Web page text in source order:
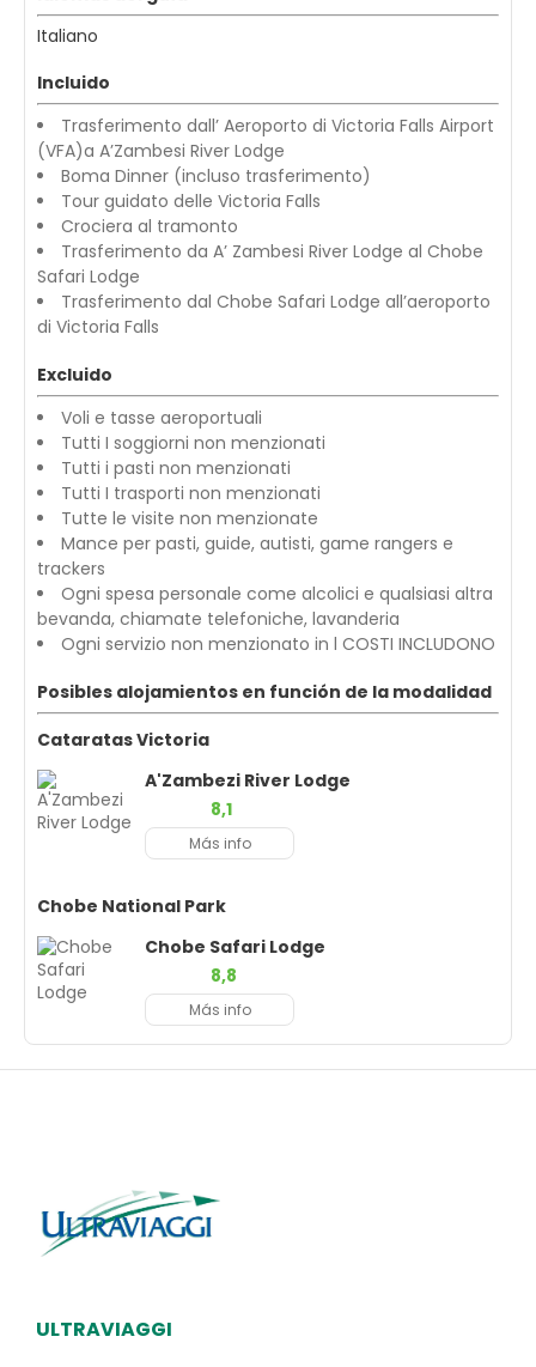
Italiano
Incluido
Trasferimento dall’ Aeroporto di Victoria Falls Airport
(VFA)a A’Zambesi River Lodge
Boma Dinner (incluso trasferimento)
Tour guidato delle Victoria Falls
Crociera al tramonto
Trasferimento da A’ Zambesi River Lodge al Chobe
Safari Lodge
Trasferimento dal Chobe Safari Lodge all’aeroporto
di Victoria Falls
Excluido
Voli e tasse aeroportuali
Tutti I soggiorni non menzionati
Tutti i pasti non menzionati
Tutti I trasporti non menzionati
Tutte le visite non menzionate
Mance per pasti, guide, autisti, game rangers e
trackers
Ogni spesa personale come alcolici e qualsiasi altra
bevanda, chiamate telefoniche, lavanderia
Ogni servizio non menzionato in l COSTI INCLUDONO
Posibles alojamientos en función de la modalidad
Cataratas Victoria
A'Zambezi River Lodge
8,1
Más info
Chobe National Park
Chobe Safari Lodge
8,8
Más info
ULTRAVIAGGI